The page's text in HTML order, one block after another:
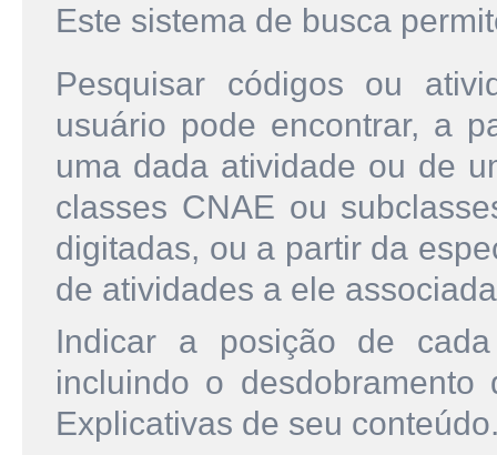
Este sistema de busca
Pesquisar códigos ou
usuário pode encontrar, a
uma dada atividade ou de
classes CNAE ou
digitadas, ou a partir da
de atividades a ele
Indicar a posição de
incluindo o
Explicativas de seu